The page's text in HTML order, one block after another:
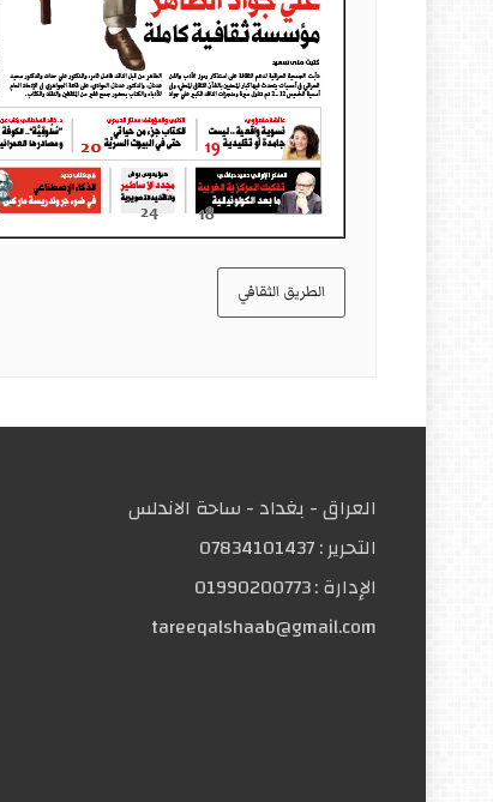
الطريق الثقافي
العراق - بغداد - ساحة الاندلس
التحریر :07834101437
الإدارة :01990200773
tareeqalshaab@gmail.com